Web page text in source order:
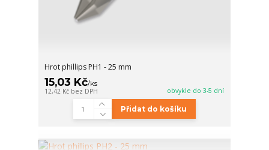
Hrot phillips PH1 - 25 mm
15,03 Kč/ks
12,42 Kč bez DPH obvykle do 3-5 dní
Přidat do košíku